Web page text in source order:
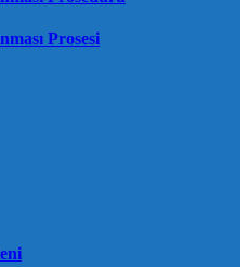
Prosesi